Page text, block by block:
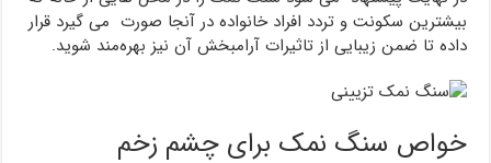
بیشترین سکونت و تردد افراد خانواده در آنجا صورت می گیرد قرار
داده تا ضمن زیبایی از تاثیرات آرامبخش آن نیز بهره‌مند شوید.
خواص سنگ نمک برای چشم زخم